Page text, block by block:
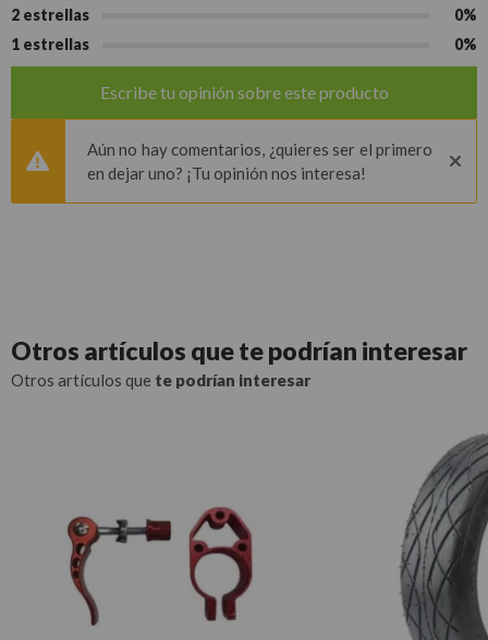
2 estrellas
0%
1 estrellas
0%
Escribe tu opinión sobre este producto
Aún no hay comentarios, ¿quieres ser el primero
en dejar uno? ¡Tu opinión nos interesa!
Otros artículos quete podrían interesar
Otros artículos que te podrían interesar